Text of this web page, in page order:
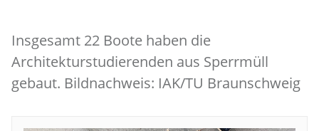
Insgesamt 22 Boote haben die
Architekturstudierenden aus Sperrmüll
gebaut. Bildnachweis: IAK/TU Braunschweig